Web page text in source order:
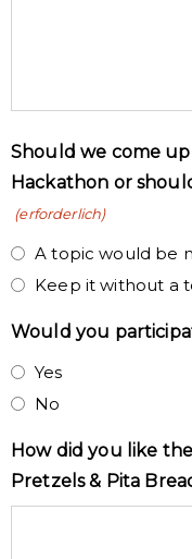
Should we come
Hackathon or
(erforderlich)
A topic would be
Keep it without a
Would you
Yes
No
How did you like
Pretzels & Pita